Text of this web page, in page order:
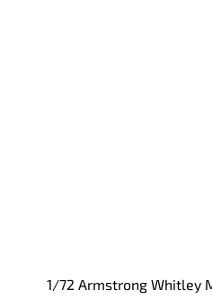
1/72 Armstrong Whitley